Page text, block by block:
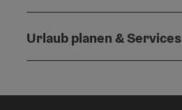
Urlaub planen & Services